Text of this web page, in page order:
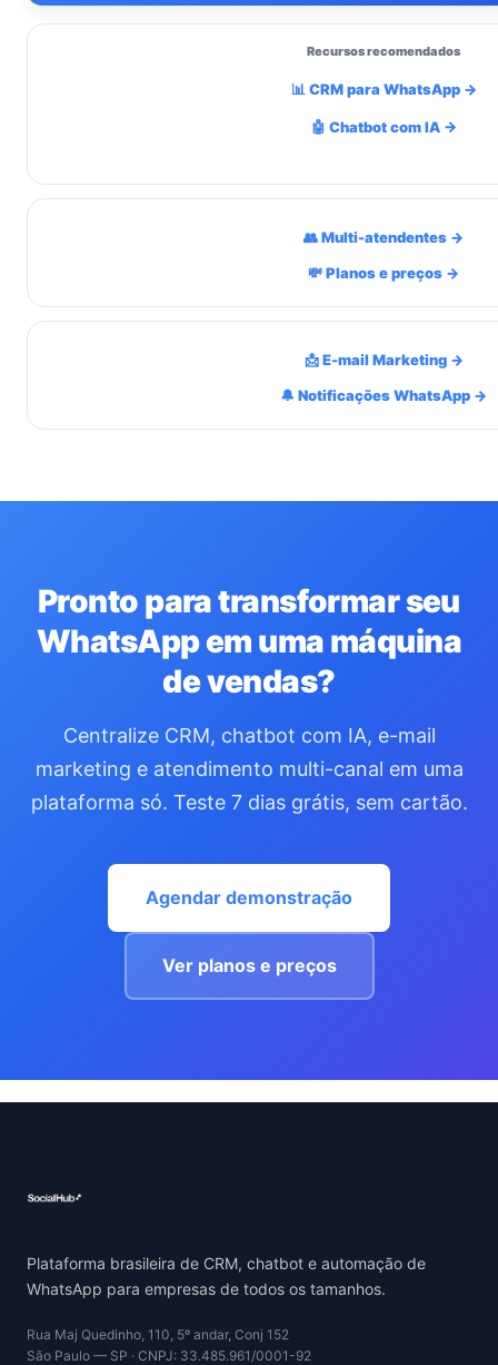
Recursos recomendados
📊 CRM para WhatsApp →
🤖 Chatbot com IA →
👥 Multi-atendentes →
💸 Planos e preços →
📩 E-mail Marketing →
🔔 Notificações WhatsApp →
Pronto para transformar seu
WhatsApp em uma máquina
de vendas?
Centralize CRM, chatbot com IA, e-mail
marketing e atendimento multi-canal em uma
plataforma só. Teste 7 dias grátis, sem cartão.
Agendar demonstração
Ver planos e preços
Plataforma brasileira de CRM, chatbot e automação de
WhatsApp para empresas de todos os tamanhos.
Rua Maj Quedinho, 110, 5º andar, Conj 152
São Paulo — SP · CNPJ: 33.485.961/0001-92